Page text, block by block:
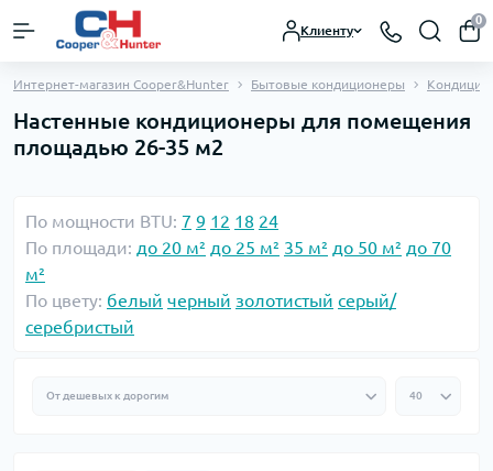
Клиенту
0
Интернет-магазин Cooper&Hunter Бытовые кондиционеры
Настенные кондиционеры для помещения
площадью 26-35 м2
По мощности BTU: 7 9 12 18 24
По площади: до 20 м² до 25 м² 35 м² до 50 м² до 70
м²
По цвету: белый черный золотистый серый/
серебристый